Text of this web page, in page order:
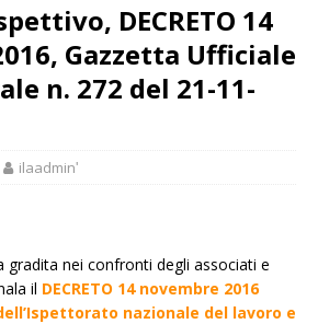
DECRETO 14
Gazzetta Ufficiale
n. 272 del 21-11-
ilaadminʹ
gradita nei confronti degli associati e
il DECRETO 14 novembre 2016
nazionale del lavoro e